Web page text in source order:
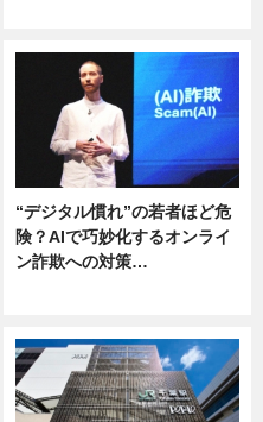
“デジタル慣れ”の若者ほど危
険？AIで巧妙化するオンライ
ン詐欺への対策…